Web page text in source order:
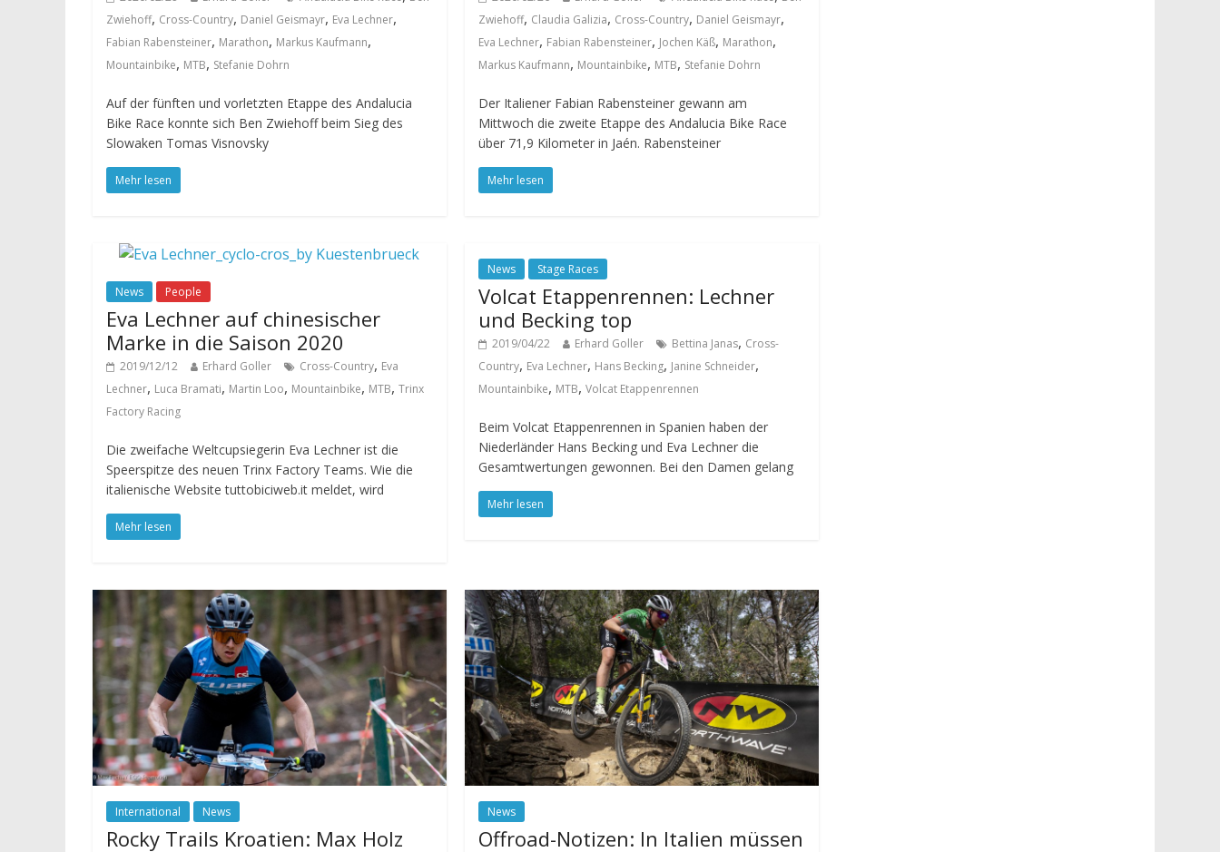
Zwiehoff, Cross-Country, Daniel Geismayr, Eva Lechner,
Fabian Rabensteiner, Marathon, Markus Kaufmann,
Mountainbike, MTB, Stefanie Dohrn
Auf der fünften und vorletzten Etappe des Andalucia
Bike Race konnte sich Ben Zwiehoff beim Sieg des
Slowaken Tomas Visnovsky
Mehr lesen
Zwiehoff, Claudia Galizia, Cross-Country, Daniel Geismayr,
Eva Lechner, Fabian Rabensteiner, Jochen Käß, Marathon,
Markus Kaufmann, Mountainbike, MTB, Stefanie Dohrn
Der Italiener Fabian Rabensteiner gewann am
Mittwoch die zweite Etappe des Andalucia Bike Race
über 71,9 Kilometer in Jaén. Rabensteiner
Mehr lesen
News People
Eva Lechner auf chinesischer
Marke in die Saison 2020
2019/12/12 Erhard Goller Cross-Country, Eva
Lechner, Luca Bramati, Martin Loo, Mountainbike, MTB, Trinx
Factory Racing
Die zweifache Weltcupsiegerin Eva Lechner ist die
Speerspitze des neuen Trinx Factory Teams. Wie die
italienische Website tuttobiciweb.it meldet, wird
Mehr lesen
News Stage Races
Volcat Etappenrennen: Lechner
und Becking top
2019/04/22 Erhard Goller Bettina Janas, Cross-
Country, Eva Lechner, Hans Becking, Janine Schneider,
Mountainbike, MTB,Volcat Etappenrennen
Beim Volcat Etappenrennen in Spanien haben der
Niederländer Hans Becking und Eva Lechner die
Gesamtwertungen gewonnen. Bei den Damen gelang
Mehr lesen
International News
Rocky Trails Kroatien: Max Holz
News
Offroad-Notizen: In Italien müssen